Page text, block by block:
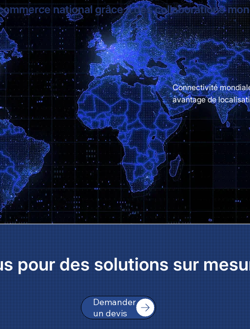
national grâce à des collaborations
Connectivité
avantage de
pour des solutions sur
Demander
un devis